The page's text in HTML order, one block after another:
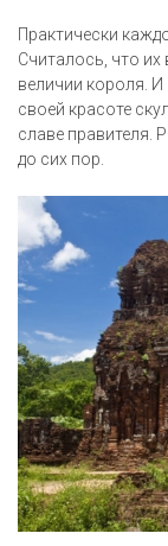
Практически
Считалось, что их
величии короля.
своей красоте
славе правителя.
до сих пор.